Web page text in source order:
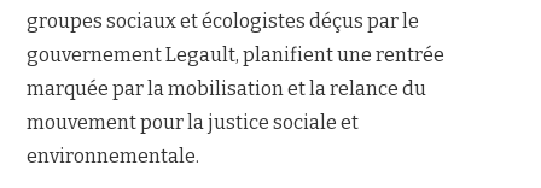
FAIRE UN DON !
NOUS JOINDRE
groupes sociaux et écologistes déçus par le
gouvernement Legault, planifient une rentrée
marquée par la mobilisation et la relance du
mouvement pour la justice sociale et
environnementale.